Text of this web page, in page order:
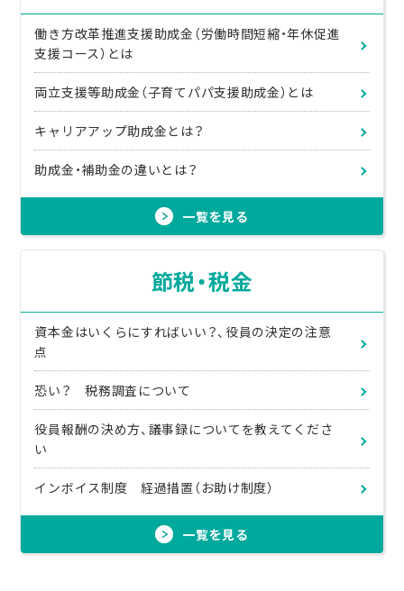
働き方改革推進支援助成金（労働時間短縮・年休促進
支援コース）とは
両立支援等助成金（子育てパパ支援助成金）とは
キャリアアップ助成金とは？
助成金・補助金の違いとは？
一覧を見る
節税・税金
資本金はいくらにすればいい？、役員の決定の注意
点
恐い？ 税務調査について
役員報酬の決め方、議事録についてを教えてくださ
い
インボイス制度 経過措置（お助け制度）
一覧を見る